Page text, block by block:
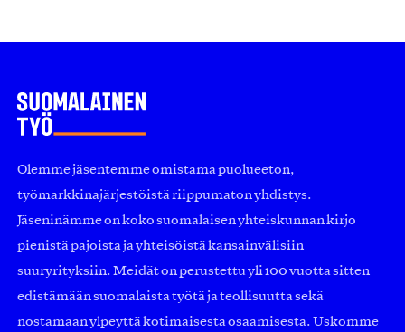
Olemme jäsentemme omistama puolueeton,
työmarkkinajärjestöistä riippumaton yhdistys.
Jäseninämme on koko suomalaisen yhteiskunnan kirjo
pienistä pajoista ja yhteisöistä kansainvälisiin
suuryrityksiin. Meidät on perustettu yli 100 vuotta sitten
edistämään suomalaista työtä ja teollisuutta sekä
nostamaan ylpeyttä kotimaisesta osaamisesta. Uskomme